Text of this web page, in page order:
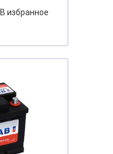
В избранное